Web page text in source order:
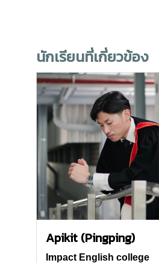
นักเรียนที่เกี่ยวข้อง
Apikit (Pingping)
Impact English college